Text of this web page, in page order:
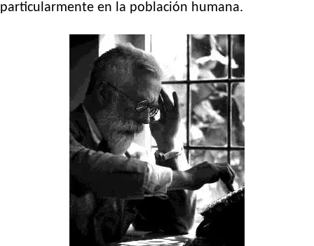
particularmente en la población humana.